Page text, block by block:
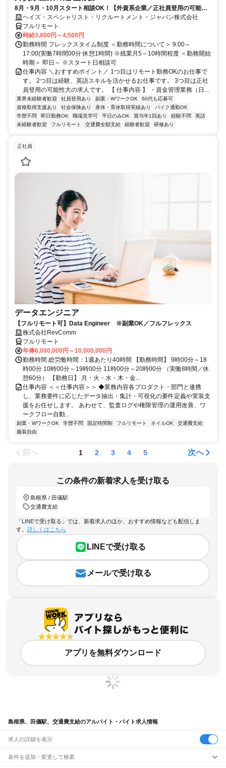
8月・9月・10月スタート相談OK！【外資系企業／正社員登用の可能性
大／700万～800万／リモート勤務OK】経理財務
ヘイズ・スペシャリスト・リクルートメント・ジャパン株式会社
フルリモート
時給3,000円～4,500円
勤務時間 フレックスタイム制度 ＜勤務時間について＞ 9:00～
17:00(実働7時間00分 休憩1時間) ※残業月5～10時間程度 ＜勤務開始
時期＞ 即日～ ※スタート日相談可
仕事内容 ＼おすすめポイント／ 1つ目はリモート勤務OKのお仕事で
す。 2つ目は経験、英語スキルを活かせるお仕事です。 3つ目は正社
員登用の可能性大の求人です。 【 仕事内容 】 ・資金管理業務（日...
業界未経験者歓迎 社員登用あり 副業・WワークOK
60代も応募可
資格取得支援あり
社会保険あり 産休・育休取得実績あり
バイク通勤OK
学歴不問
即日勤務OK 職場見学可 平日のみOK 賞与年1回あり 経験不問
英語
未経験者歓迎
フルリモート 交通費全額支給 経験者歓迎 研修あり
正社員
データエンジニア
【フルリモート可】Data Engineer ※副業OK／フルフレックス
株式会社RevComm
フルリモート
年俸6,000,000円～10,000,000円
勤務時間 総労働時間：1週あたり40時間 【勤務時間】 9時00分～18
時00分 10時00分～19時00分 11時00分～20時00分 （実働8時間／休
憩60分） 【勤務日】 月・火・水・木・金...
仕事内容 ＜＜仕事内容＞＞ ◆業務内容各プロダクト・部門と連携
し、業務要件に応じたデータ抽出・集計・可視化の要件定義や実装支
援をお任せします。 あわせて、監査ログや権限管理の運用改善、ワ
ークフロー自動...
副業・WワークOK 学歴不問 固定時間制 フルリモート ネイルOK
交通費支給
服装自由
前へ 1 2 3 4 5 次へ
この条件の新着求人を受け取る
島根県 / 田儀駅
交通費支給
「LINEで受け取る」では、新着求人のほか、おすすめ情報なども配信しま
す。 詳しくはこちら
LINEで受け取る
メールで受け取る
アプリを無料ダウンロード
島根県、田儀駅、交通費支給のアルバイト・バイト求人情報
求人の詳細を表示
条件を追加・変更して検索